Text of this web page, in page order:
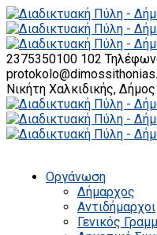
2375350100 102
Νικήτη Χαλκιδικής,
Οργάνωση
Δήμαρχος
Αντιδήμαρχοι
Γενικός